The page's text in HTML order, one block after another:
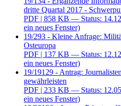
dritte Quartal 2017 -
PDF | 858 KB — Status:
ein neues Fenster)
19/293 - Kleine Anfrage:
Osteuropa
PDF | 137 KB — Status:
ein neues Fenster)
19/19129 - Antrag:
gewährleisten
PDF | 233 KB — Status:
ein neues Fenster)